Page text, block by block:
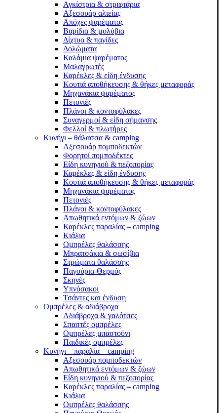
Αγκίστρια & στριφτάρια
Αξεσουάρ αλιείας
Απόχες ψαρέματος
Βαρίδια & μολύβια
Δίχτυα & παγίδες
Δολώματα
Καλάμια ψαρέματος
Μαλαγρωτές
Καρέκλες & είδη ένδυσης
Κουτιά αποθήκευσης & θήκες μεταφοράς
Μηχανάκια ψαρέματος
Πετονιές
Πλάνοι & κοντοφύλακες
Συναγερμοί & είδη σήμανσης
Φελλοί & πλωτήρες
Κυνήγι – θάλασσα & camping
Αξεσουάρ πομποδεκτών
Φορητοί πομποδέκτες
Είδη κυνηγιού & πεζοπορίας
Καρέκλες & είδη ένδυσης
Κουτιά αποθήκευσης & θήκες μεταφοράς
Μηχανάκια ψαρέματος
Πετονιές
Πλάνοι & κοντοφύλακες
Απωθητικά εντόμων & ζώων
Καρέκλες παραλίας – camping
Κιάλια
Ομπρέλες θαλάσσης
Μπρατσάκια & σωσίβια
Στρώματα θαλάσσης
Παγούρια-Θερμός
Σκηνές
Υπνόσακοι
Τσάντες και ένδυση
Ομπρέλες & αδιάβροχα
Αδιάβροχα & γαλότσες
Σπαστές ομπρέλες
Ομπρέλες μπαστούνι
Παιδικές ομπρέλες
Κυνήγι – παραλία – camping
Αξεσουάρ πομποδεκτών
Απωθητικά εντόμων & ζώων
Είδη κυνηγιού & πεζοπορίας
Καρέκλες παραλίας – camping
Κιάλια
Ομπρέλες θαλάσσης